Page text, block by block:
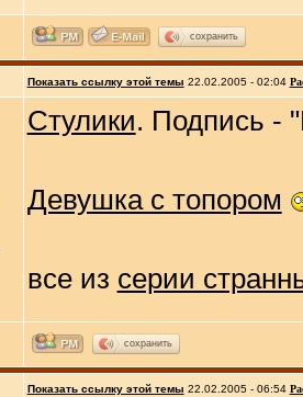
сохранить
Показать ссылку этой темы 22.02.2005 - 02:04
Стулики. Подпись -
Девушка с топором
все из серии
сохранить
Показать ссылку этой темы 22.02.2005 - 06:54